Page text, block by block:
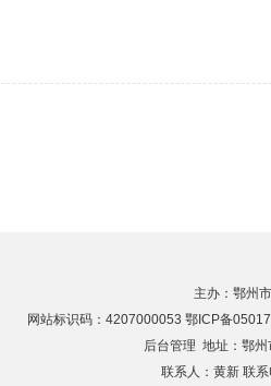
主办：鄂州
网站标识码：4207000053 鄂ICP备
后台管理 地址：鄂
联系人：黄新 联